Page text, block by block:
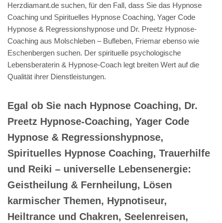
Herzdiamant.de suchen, für den Fall, dass Sie das Hypnose
Coaching und Spirituelles Hypnose Coaching, Yager Code
Hypnose & Regressionshypnose und Dr. Preetz Hypnose-
Coaching aus Molschleben – Bufleben, Friemar ebenso wie
Eschenbergen suchen. Der spirituelle psychologische
Lebensberaterin & Hypnose-Coach legt breiten Wert auf die
Qualität ihrer Dienstleistungen.
Egal ob Sie nach Hypnose Coaching, Dr.
Preetz Hypnose-Coaching, Yager Code
Hypnose & Regressionshypnose,
Spirituelles Hypnose Coaching, Trauerhilfe
und Reiki – universelle Lebensenergie:
Geistheilung & Fernheilung, Lösen
karmischer Themen, Hypnotiseur,
Heiltrance und Chakren, Seelenreisen,